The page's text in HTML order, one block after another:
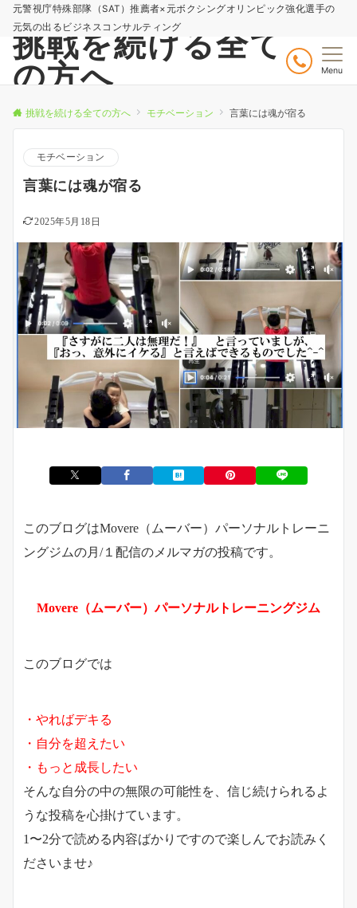
元警視庁特殊部隊（SAT）推薦者×元ボクシングオリンピック強化選手の
元気の出るビジネスコンサルティング
挑戦を続ける全て
の方へ
Menu
挑戦を続ける全ての方へ モチベーション 言葉には魂が宿る
モチベーション
言葉には魂が宿る
2025年5月18日
このブログはMovere（ムーバー）パーソナルトレーニ
ングジムの月/１配信のメルマガの投稿です。
Movere（ムーバー）パーソナルトレーニングジム
このブログでは
・やればデキる
・自分を超えたい
・もっと成長したい
そんな自分の中の無限の可能性を、信じ続けられるよ
うな投稿を心掛けています。
1〜2分で読める内容ばかりですので楽しんでお読みく
ださいませ♪